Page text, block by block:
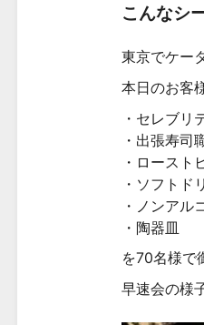
こんなシ
東京でケー
本日のお客
・セレブリ
・出張寿司
・ロースト
・ソフトド
・ノンアル
・陶器皿
を70名様で
早速会の様